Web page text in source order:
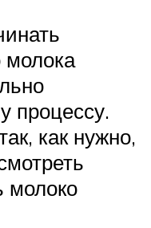
молока
процессу.
как нужно,
молоко